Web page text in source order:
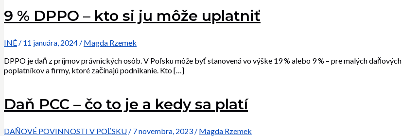
9 % DPPO – kto si ju môže uplatniť
INÉ / 11 januára, 2024 / Magda Rzemek
DPPO je daň z príjmov právnických osôb. V Poľsku môže byť stanovená vo výške 19 % alebo 9 % – pre malých daňových
poplatníkov a firmy, ktoré začínajú podnikanie. Kto […]
Daň PCC – čo to je a kedy sa platí
DAŇOVÉ POVINNOSTI V POĽSKU / 7 novembra, 2023 / Magda Rzemek